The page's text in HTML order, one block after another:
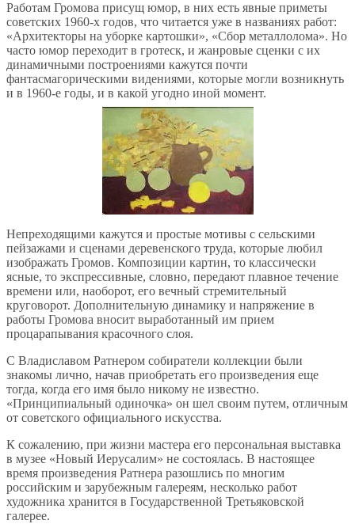
Работам Громова присущ юмор, в них есть явные приметы
советских 1960-х годов, что читается уже в названиях работ:
«Архитекторы на уборке картошки», «Сбор металлолома». Но
часто юмор переходит в гротеск, и жанровые сценки с их
динамичными построениями кажутся почти
фантасмагорическими видениями, которые могли возникнуть
и в 1960-е годы, и в какой угодно иной момент.
Непреходящими кажутся и простые мотивы с сельскими
пейзажами и сценами деревенского труда, которые любил
изображать Громов. Композиции картин, то классически
ясные, то экспрессивные, словно, передают плавное течение
времени или, наоборот, его вечный стремительный
круговорот. Дополнительную динамику и напряжение в
работы Громова вносит выработанный им прием
процарапывания красочного слоя.
С Владиславом Ратнером собиратели коллекции были
знакомы лично, начав приобретать его произведения еще
тогда, когда его имя было никому не известно.
«Принципиальный одиночка» он шел своим путем, отличным
от советского официального искусства.
К сожалению, при жизни мастера его персональная выставка
в музее «Новый Иерусалим» не состоялась. В настоящее
время произведения Ратнера разошлись по многим
российским и зарубежным галереям, несколько работ
художника хранится в Государственной Третьяковской
галерее.